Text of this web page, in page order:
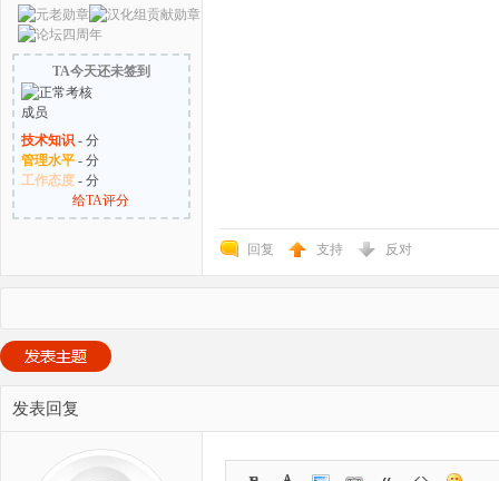
TA今天还未签到
技术知识- 分
管理水平- 分
工作态度- 分
给TA评分
回复 支持 反对
发表回复